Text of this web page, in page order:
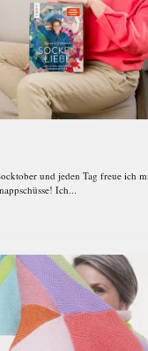
und jeden Tag freue ich
Ich...